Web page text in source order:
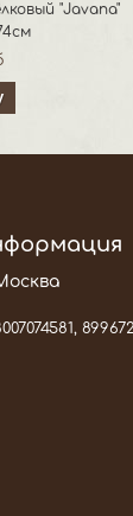
"Javana"